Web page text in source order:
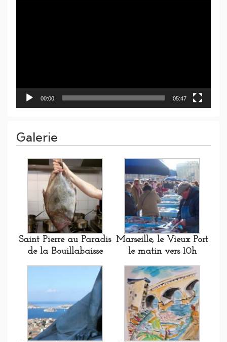
00:00 05:47
Galerie
Saint Pierre au Paradis
de la Bouillabaisse
Marseille, le Vieux Port
le matin vers 10h